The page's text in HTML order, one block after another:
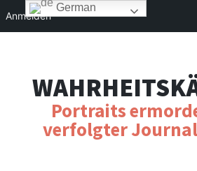
Portraits
verfolgter
German
Anmelden